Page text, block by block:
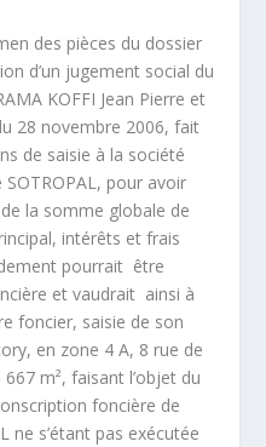
des pièces du dossier
d’un jugement social du
KOFFI Jean Pierre et
28 novembre 2006, fait
de saisie à la société
pour avoir
la somme globale de
intérêts et frais
pourrait être
et vaudrait ainsi à
foncier, saisie de son
en zone 4 A, 8 rue de
m², faisant l’objet du
foncière de
ne s’étant pas exécutée